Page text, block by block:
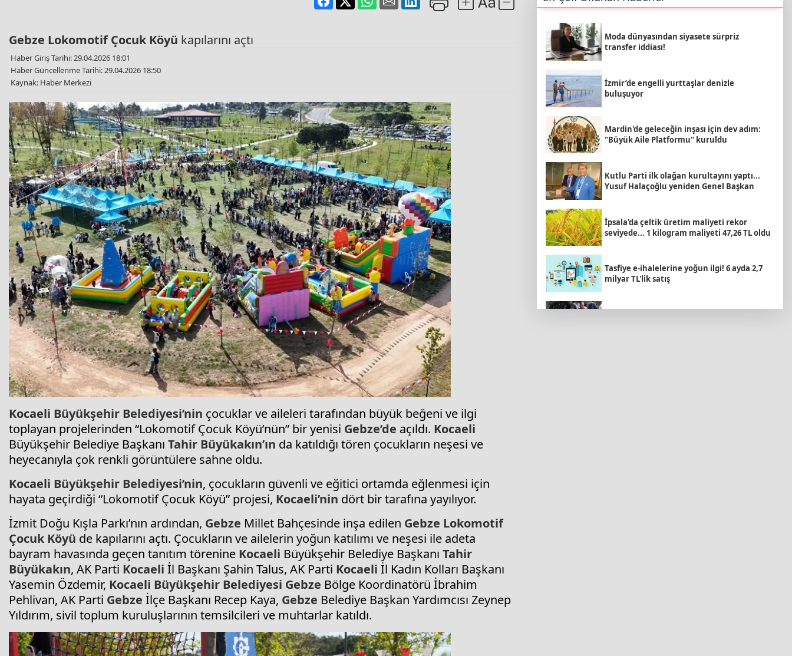
Gebze Lokomotif Çocuk Köyü kapılarını açtı
Haber Giriş Tarihi: 29.04.2026 18:01
Haber Güncellenme Tarihi: 29.04.2026 18:50
Kaynak: Haber Merkezi
Kocaeli Büyükşehir Belediyesi’nin çocuklar ve aileleri tarafından büyük beğeni ve ilgi
toplayan projelerinden “Lokomotif Çocuk Köyü’nün” bir yenisi Gebze’de açıldı. Kocaeli
Büyükşehir Belediye Başkanı Tahir Büyükakın’ın da katıldığı tören çocukların neşesi ve
heyecanıyla çok renkli görüntülere sahne oldu.
Kocaeli Büyükşehir Belediyesi’nin, çocukların güvenli ve eğitici ortamda eğlenmesi için
hayata geçirdiği “Lokomotif Çocuk Köyü” projesi, Kocaeli’nin dört bir tarafına yayılıyor.
İzmit Doğu Kışla Parkı’nın ardından, Gebze Millet Bahçesinde inşa edilen Gebze Lokomotif
Çocuk Köyü de kapılarını açtı. Çocukların ve ailelerin yoğun katılımı ve neşesi ile adeta
bayram havasında geçen tanıtım törenine Kocaeli Büyükşehir Belediye Başkanı Tahir
Büyükakın, AK Parti Kocaeli İl Başkanı Şahin Talus, AK Parti Kocaeli İl Kadın Kolları Başkanı
Yasemin Özdemir, Kocaeli Büyükşehir Belediyesi Gebze Bölge Koordinatörü İbrahim
Pehlivan, AK Parti Gebze İlçe Başkanı Recep Kaya, Gebze Belediye Başkan Yardımcısı Zeynep
Yıldırım, sivil toplum kuruluşlarının temsilcileri ve muhtarlar katıldı.
Moda dünyasından siyasete sürpriz
transfer iddiası!
İzmir’de engelli yurttaşlar denizle
buluşuyor
Mardin'de geleceğin inşası için dev adım:
"Büyük Aile Platformu" kuruldu
Kutlu Parti ilk olağan kurultayını yaptı...
Yusuf Halaçoğlu yeniden Genel Başkan
İpsala'da çeltik üretim maliyeti rekor
seviyede... 1 kilogram maliyeti 47,26 TL oldu
Tasfiye e-ihalelerine yoğun ilgi! 6 ayda 2,7
milyar TL'lik satış